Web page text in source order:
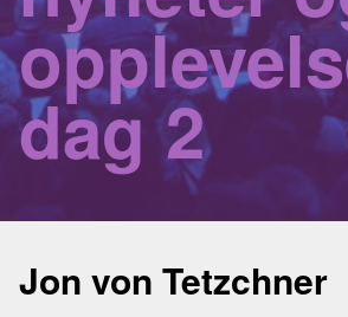
dag 2
Jon von Tetzchner